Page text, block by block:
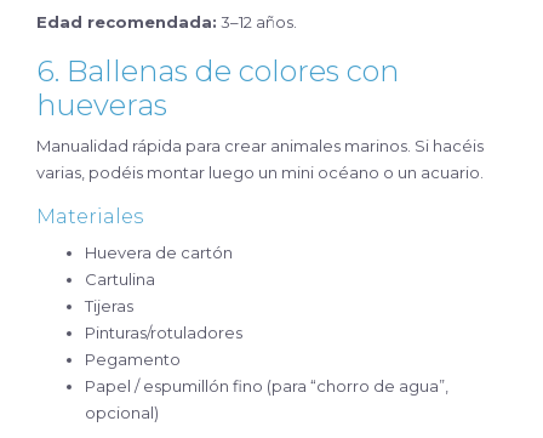
Edad recomendada: 3–12 años.
6. Ballenas de colores con
hueveras
Manualidad rápida para crear animales marinos. Si hacéis
varias, podéis montar luego un mini océano o un acuario.
Materiales
Huevera de cartón
Cartulina
Tijeras
Pinturas/rotuladores
Pegamento
Papel / espumillón fino (para “chorro de agua”,
opcional)